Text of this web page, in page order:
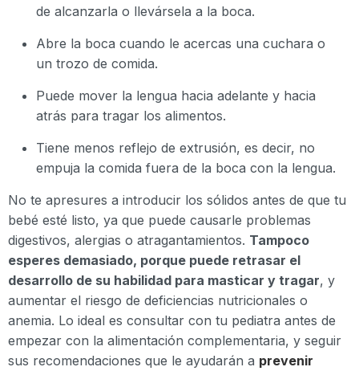
de alcanzarla o llevársela a la boca.
Abre la boca cuando le acercas una cuchara o
un trozo de comida.
Puede mover la lengua hacia adelante y hacia
atrás para tragar los alimentos.
Tiene menos reflejo de extrusión, es decir, no
empuja la comida fuera de la boca con la lengua.
No te apresures a introducir los sólidos antes de que tu
bebé esté listo, ya que puede causarle problemas
digestivos, alergias o atragantamientos. Tampoco
esperes demasiado, porque puede retrasar el
desarrollo de su habilidad para masticar y tragar, y
aumentar el riesgo de deficiencias nutricionales o
anemia. Lo ideal es consultar con tu pediatra antes de
empezar con la alimentación complementaria, y seguir
sus recomendaciones que le ayudarán a prevenir